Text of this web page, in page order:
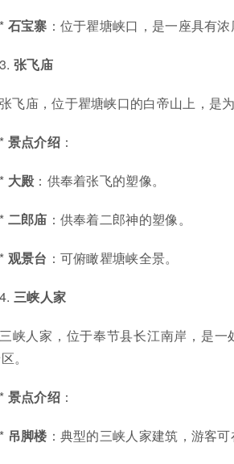
* 石宝寨 ：位于瞿塘峡口，是一座具有浓
3. 张飞庙
张飞庙，位于瞿塘峡口的白帝山上，是
* 景点介绍：
* 大殿：供奉着张飞的塑像。
* 二郎庙 ：供奉着二郎神的塑像。
* 观景台 ：可俯瞰瞿塘峡全景。
4. 三峡人家
三峡人家，位于奉节县长江南岸，是
。
* 景点介绍：
* 吊脚楼 ：典型的三峡人家建筑，游客